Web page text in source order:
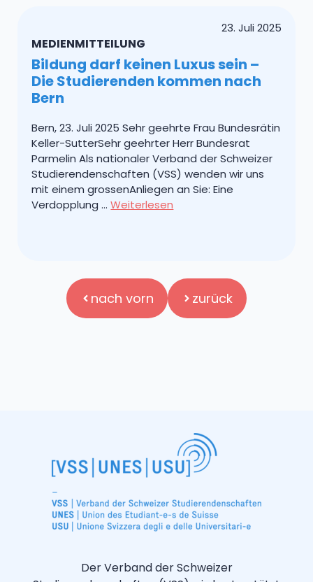
23. Juli 2025
MEDIENMITTEILUNG
Bildung darf keinen Luxus sein –
Die Studierenden kommen nach
Bern
Bern, 23. Juli 2025 Sehr geehrte Frau Bundesrätin
Keller-SutterSehr geehrter Herr Bundesrat
Parmelin Als nationaler Verband der Schweizer
Studierendenschaften (VSS) wenden wir uns
mit einem grossenAnliegen an Sie: Eine
Verdopplung …Weiterlesen
nach vorn zurück
Der Verband der Schweizer